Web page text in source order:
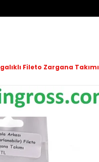
Fileto Zargana Takımı